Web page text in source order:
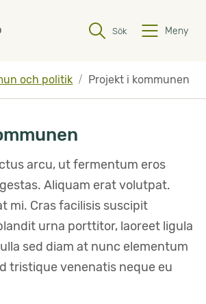
Sök Meny
och politik Projekt i kommunen
arcu, ut fermentum eros
Aliquam erat volutpat.
mi. Cras facilisis suscipit
urna porttitor, laoreet ligula
sed diam at nunc elementum
tristique venenatis neque eu